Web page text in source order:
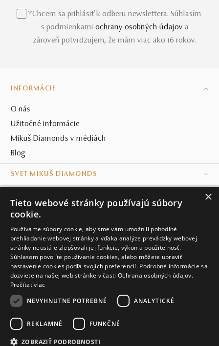
*Chcem sa prihlásiť k odberu newslettera. Súhlasím
s podmienkami ochrany osobných údajov a
zároveň potvrdzujem, že mám viac ako 16 rokov.
INFORMÁCIE
O nás
Užitočné informácie
Mikuš Diamonds v médiách
Blog
SVET MIKUŠ DIAMONDS
KONTAKT
Naše klenotníctva
Sídlo spoločnosti
© MIKUŠ DIAMONDS, A.S. 2026. VŠETKY PRÁVA VYHRADENÉ.
×
Tieto webové stránky používajú súbory
cookie.
Používame súbory cookie, aby sme vám umožnili pohodlné
prehliadanie webovej stránky a vďaka analýze prevádzky webovej
stránky neustále zlepšovali jej funkcie, výkon a použiteľnosť.
Súhlasom povolíte používanie cookies, alebo môžete upraviť
nastavenie cookies podľa svojích preferencií. Podrobné informácie sa
dozviete na našej web stránke v časti Ochrana osobných údajov.
Prečítať viac
NEVYHNUTNE POTREBNÉ
ANALYTICKÉ
REKLAMNÉ FUNKČNÉ
ZOBRAZIŤ PODROBNOSTI